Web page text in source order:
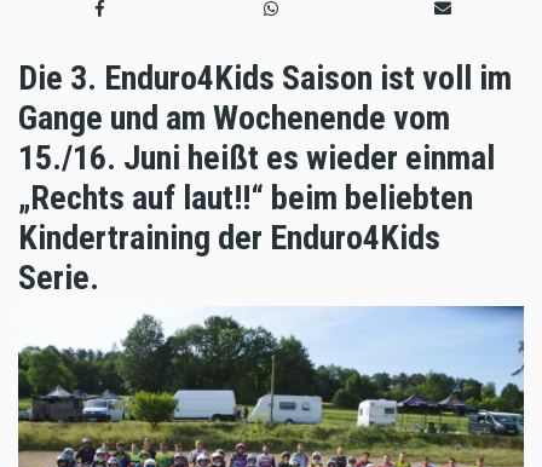
Die 3. Enduro4Kids Saison ist voll im
Gange und am Wochenende vom
15./16. Juni heißt es wieder einmal
„Rechts auf laut!!“ beim beliebten
Kindertraining der Enduro4Kids
Serie.